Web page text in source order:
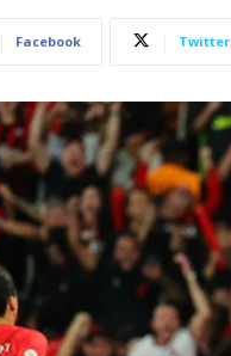
Facebook Twitter